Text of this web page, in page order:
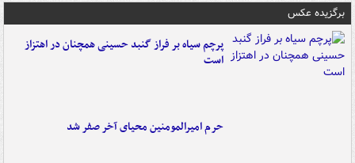
برگزیده عکس
پرچم سیاه بر فراز گنبد حسینی همچنان در اهتزاز
است
حرم امیرالمومنین محیای آخر صفر شد